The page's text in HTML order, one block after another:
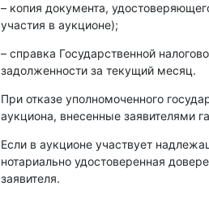
– копия документа,
участия в аукционе);
– справка Государственной
задолженности за текущий месяц.
При отказе уполномоченного
аукциона, внесенные заявителями
Если в аукционе участвует
нотариально удостоверенная
заявителя.